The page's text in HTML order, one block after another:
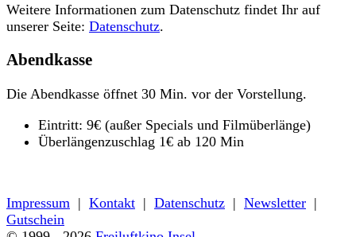
Weitere Informationen zum Datenschutz findet Ihr auf
unserer Seite: Datenschutz.
Abendkasse
Die Abendkasse öffnet 30 Min. vor der Vorstellung.
Eintritt: 9€ (außer Specials und Filmüberlänge)
Überlängenzuschlag 1€ ab 120 Min
Impressum | Kontakt | Datenschutz | Newsletter |
Gutschein